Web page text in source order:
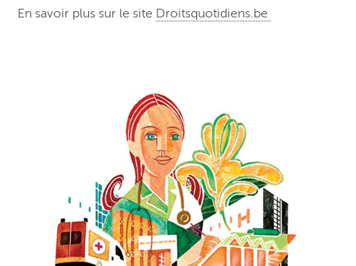
En savoir plus sur le site Droitsquotidiens.be